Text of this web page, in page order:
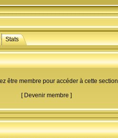
Stats
être membre pour accéder à cette section
[ Devenir membre ]